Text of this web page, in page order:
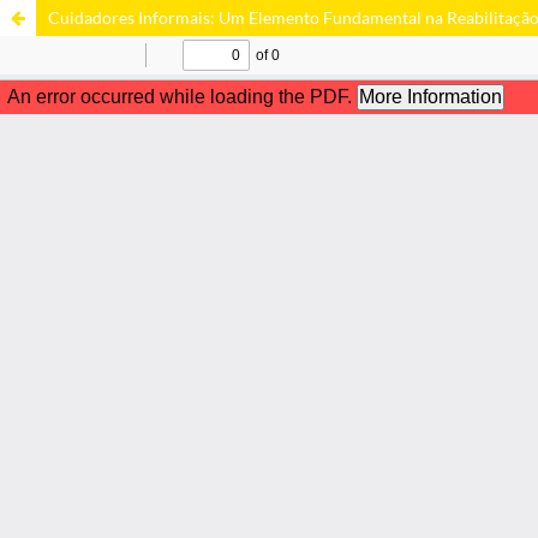
Cuidadores Informais: Um Elemento Fundamental na Reabilitação